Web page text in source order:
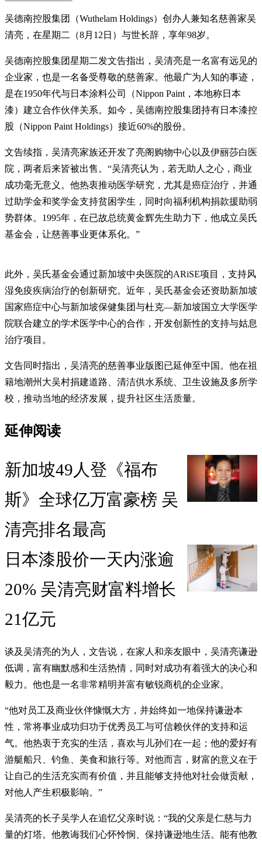
吴德南控股集团（Wuthelam Holdings）创办人兼知名慈善家吴
清亮，在星期二（8月12日）与世长辞，享年98岁。
吴德南控股集团星期二发文告指出，吴清亮是一名富有远见的
企业家，也是一名备受尊敬的慈善家。他最广为人知的事迹，
是在1950年代与日本涂料公司（Nippon Paint，本地称日本
漆）建立合作伙伴关系。如今，吴德南控股集团持有日本漆控
股（Nippon Paint Holdings）接近60%的股份。
文告续指，吴清亮家族还开发了亮阁购物中心以及伊丽莎白医
院，两者后来皆被出售。“吴清亮认为，若无助人之心，商业
成功毫无意义。他热衷推动医学研究，尤其是癌症治疗，并通
过助学金和奖学金支持贫困学生，同时向福利机构捐款援助弱
势群体。1995年，在已故总统黄金辉先生助力下，他成立吴氏
基金会，让慈善事业更体系化。”
此外，吴氏基金会通过新加坡中央医院的ARiSE项目，支持风
湿免疫疾病治疗的创新研究。近年，吴氏基金会还资助新加坡
国家癌症中心与新加坡保健集团与杜克—新加坡国立大学医学
院联合建立的学术医学中心的合作，开发创新性的支持与姑息
治疗项目。
文告同时指出，吴清亮的慈善事业版图已延伸至中国。他在祖
籍地潮州大吴村捐建道路、清洁供水系统、卫生设施及多所学
校，推动当地的经济发展，提升社区生活质量。
延伸阅读
新加坡49人登《福布
斯》全球亿万富豪榜 吴
清亮排名最高
日本漆股价一天内涨逾
20% 吴清亮财富料增长
21亿元
谈及吴清亮的为人，文告说，在家人和亲友眼中，吴清亮谦逊
低调，富有幽默感和生活热情，同时对成功有着强大的决心和
毅力。他也是一名非常精明并富有敏锐商机的企业家。
“他对员工及商业伙伴慷慨大方，并始终如一地保持谦逊本
性，常将事业成功归功于优秀员工与可信赖伙伴的支持和运
气。他热衷于充实的生活，喜欢与儿孙们在一起；他的爱好有
游艇船只、钓鱼、美食和旅行等。对他而言，财富的意义在于
让自己的生活充实而有价值，并且能够支持他对社会做贡献，
对他人产生积极影响。”
吴清亮的长子吴学人在追忆父亲时说：“我的父亲是仁慈与力
量的灯塔。他教诲我们心怀怜悯、保持谦逊地生活。能有他教